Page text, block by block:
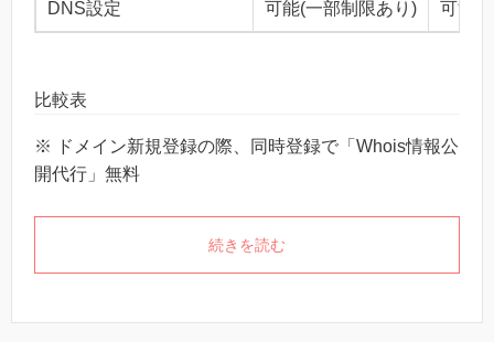
DNS設定 可能(一部制限あり) 可能
比較表
※ ドメイン新規登録の際、同時登録で「Whois情報公
開代行」無料
続きを読む